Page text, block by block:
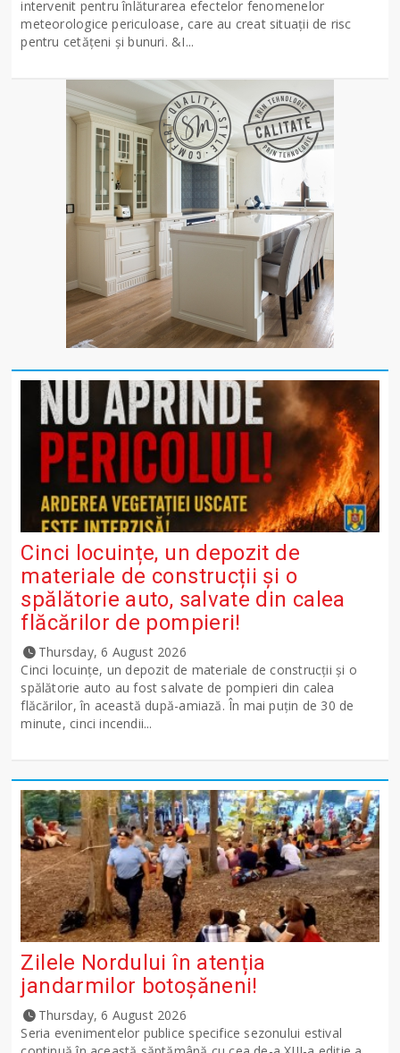
intervenit pentru înlăturarea efectelor fenomenelor
meteorologice periculoase, care au creat situații de risc
pentru cetățeni și bunuri. &I...
Cinci locuințe, un depozit de
materiale de construcții și o
spălătorie auto, salvate din calea
flăcărilor de pompieri!
Thursday, 6 August 2026
Cinci locuințe, un depozit de materiale de construcții și o
spălătorie auto au fost salvate de pompieri din calea
flăcărilor, în această după-amiază. În mai puțin de 30 de
minute, cinci incendii...
Zilele Nordului în atenția
jandarmilor botoșăneni!
Thursday, 6 August 2026
Seria evenimentelor publice specifice sezonului estival